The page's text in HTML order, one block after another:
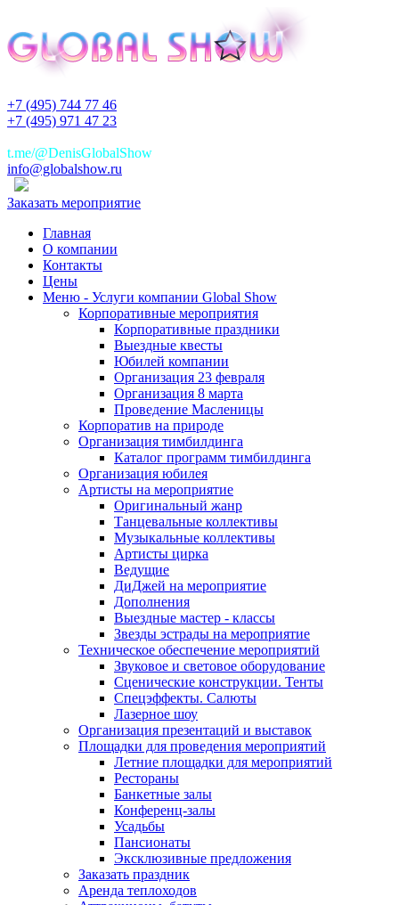
+7 (495) 744 77 46
+7 (495) 971 47 23
t.me/@DenisGlobalShow
info@globalshow.ru
Заказать мероприятие
Главная
О компании
Контакты
Цены
Меню - Услуги компании Global Show
Корпоративные мероприятия
Корпоративные праздники
Выездные квесты
Юбилей компании
Организация 23 февраля
Организация 8 марта
Проведение Масленицы
Корпоратив на природе
Организация тимбилдинга
Каталог программ тимбилдинга
Организация юбилея
Артисты на мероприятие
Оригинальный жанр
Танцевальные коллективы
Музыкальные коллективы
Артисты цирка
Ведущие
ДиДжей на мероприятие
Дополнения
Выездные мастер - классы
Звезды эстрады на мероприятие
Техническое обеспечение мероприятий
Звуковое и световое оборудование
Сценические конструкции. Тенты
Спецэффекты. Салюты
Лазерное шоу
Организация презентаций и выставок
Площадки для проведения мероприятий
Летние площадки для мероприятий
Рестораны
Банкетные залы
Конференц-залы
Усадьбы
Пансионаты
Эксклюзивные предложения
Заказать праздник
Аренда теплоходов